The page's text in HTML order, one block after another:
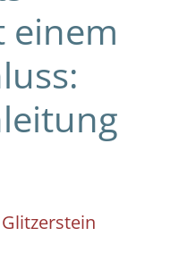
einem
Glitzerstein